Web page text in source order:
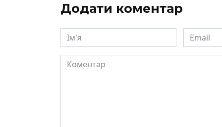
Додати коментар
Ім'я Email
Коментар